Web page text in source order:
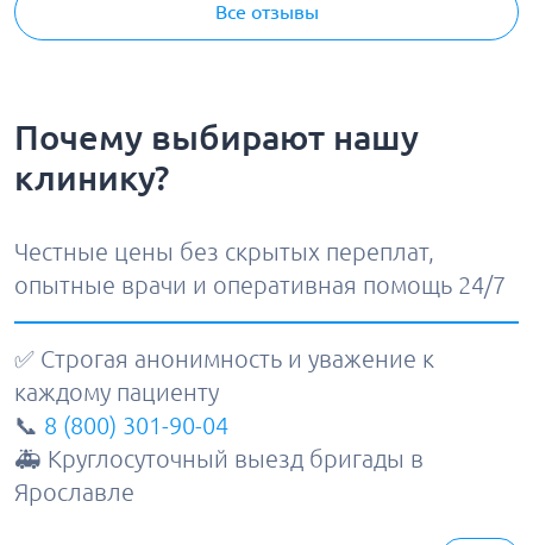
Все отзывы
Почему выбирают нашу
клинику?
Честные цены без скрытых переплат,
опытные врачи и оперативная помощь 24/7
✅ Строгая анонимность и уважение к
каждому пациенту
📞 8 (800) 301-90-04
🚑 Круглосуточный выезд бригады в
Ярославле